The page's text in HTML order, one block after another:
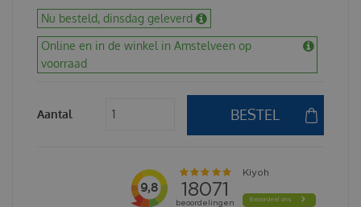
Nu besteld, dinsdag geleverd
Online en in de winkel in Amstelveen op
voorraad
Aantal